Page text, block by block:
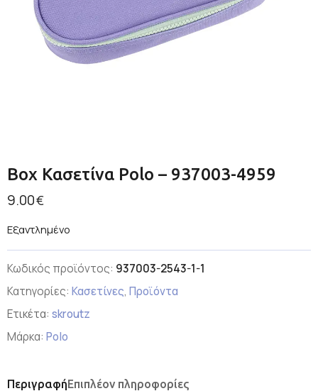
Box Κασετίνα Polo – 937003-4959
9.00€
Εξαντλημένο
Κωδικός προϊόντος: 937003-2543-1-1
Κατηγορίες: Κασετίνες, Προϊόντα
Ετικέτα: skroutz
Μάρκα: Polo
ΠεριγραφήΕπιπλέον πληροφορίες